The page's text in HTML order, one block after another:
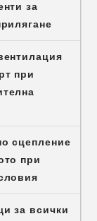
за
при
сцепление
при
за всички